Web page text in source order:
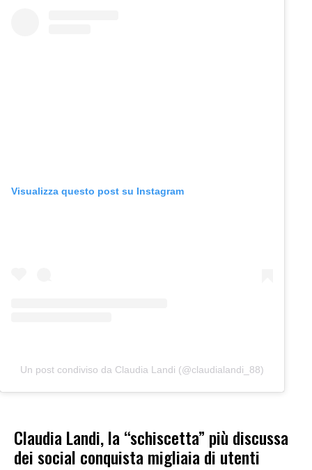
Visualizza questo post su Instagram
Un post condiviso da Claudia Landi (@claudialandi_88)
Claudia Landi, la “schiscetta” più discussa
dei social conquista migliaia di utenti